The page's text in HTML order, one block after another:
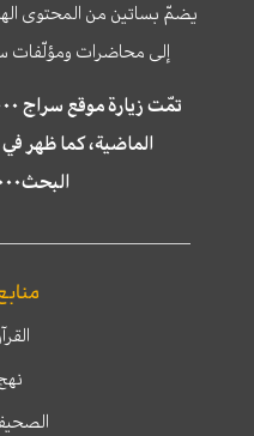
يضمّ بساتين من المحتوى
إلى محاضرات ومؤلّفات
الماضية، كما ظهر
البحث٢٢,٢٩٠,٠٠٠ مرّة.